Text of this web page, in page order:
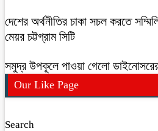
দেশের অর্থনীতির চাকা সচল করতে
মেয়র চট্টগ্রাম সিটি
সমুদ্র উপকূলে পাওয়া গেলো
Our Like Page
Search